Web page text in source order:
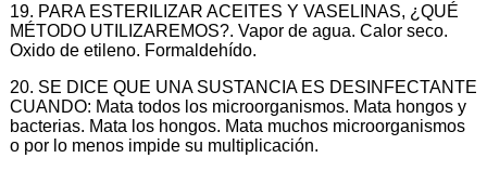
19. PARA ESTERILIZAR ACEITES Y VASELINAS, ¿QUÉ
MÉTODO UTILIZAREMOS?. Vapor de agua. Calor seco.
Oxido de etileno. Formaldehído.
20. SE DICE QUE UNA SUSTANCIA ES DESINFECTANTE
CUANDO: Mata todos los microorganismos. Mata hongos y
bacterias. Mata los hongos. Mata muchos microorganismos
o por lo menos impide su multiplicación.